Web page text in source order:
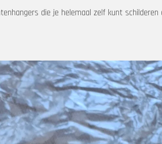
die je helemaal zelf kunt